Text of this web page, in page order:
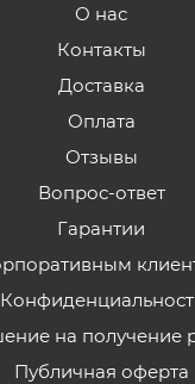
О нас
Контакты
Доставка
Оплата
Отзывы
Вопрос-ответ
Гарантии
на получение
Публичная оферта